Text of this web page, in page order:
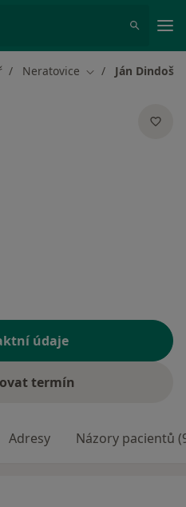
Neratovice Změna města
Ján Dindoš
údaje
termín
Adresy Názory pacientů